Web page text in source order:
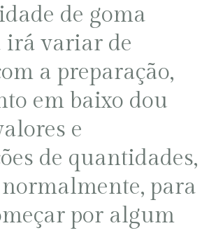
de goma
irá variar de
a preparação,
em baixo dou
e
de quantidades,
para
por algum